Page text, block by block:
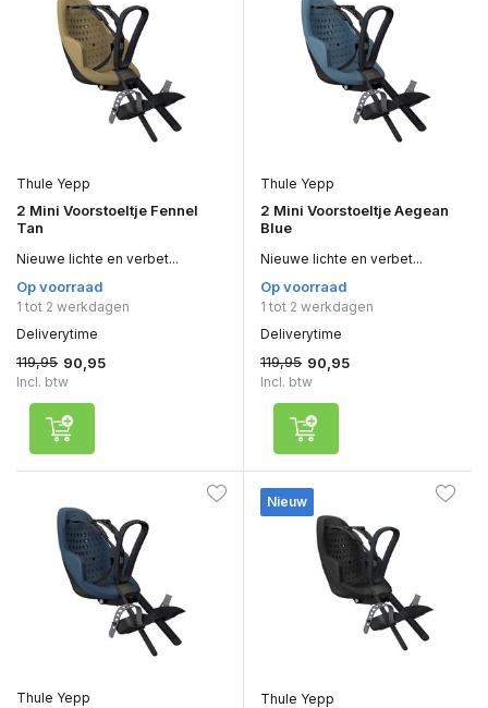
Thule Yepp
2 Mini Voorstoeltje Fennel
Tan
Nieuwe lichte en verbet...
Op voorraad
1 tot 2 werkdagen
Deliverytime
119,95 90,95
Incl. btw
Thule Yepp
2 Mini Voorstoeltje Aegean
Blue
Nieuwe lichte en verbet...
Op voorraad
1 tot 2 werkdagen
Deliverytime
119,95 90,95
Incl. btw
Thule Yepp
Nieuw
Thule Yepp